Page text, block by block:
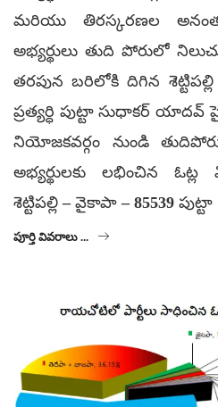
మరియు తిరస్కరణల
అభ్యర్థులు తుది పోరులో
తరపున బరిలోకి దిగిన
ప్రత్యర్ధి పుట్టా సుధాకర్ యాదవ్
నియోజకవర్గం నుండి
అభ్యర్థులకు లభించిన
శెట్టిపల్లి – వైకాపా – 85539
పూర్తి వివరాలు ...